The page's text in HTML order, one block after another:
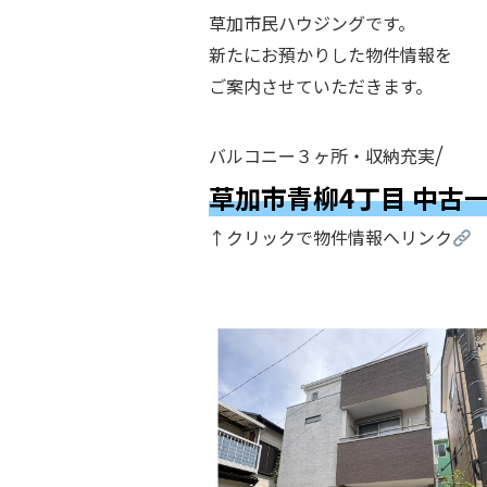
草加市民ハウジングです。
新たにお預かりした物件情報を
ご案内させていただきます。
バルコニー３ヶ所・収納充実/
草加市青柳4丁目 中古
↑クリックで物件情報へリンク